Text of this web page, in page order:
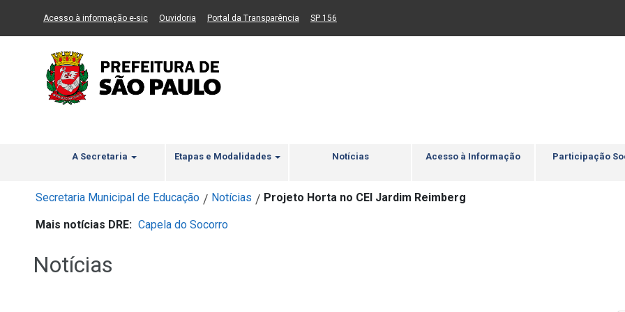
Ir ao Conteúdo Ir para menu principal 2 Ir para busca Ir para rodapé
Acesso à informação e-sic(Link para um novo sítio)
Ouvidoria (Link para um novo sítio)
Portal da Transparência (Link para um novo sítio)
SP 156
A Secretaria Etapas e Modalidades Notícias Acesso à Informação Participação
Secretaria Municipal de Educação / Notícias / Projeto Horta no CEI Jardim Reimberg
Mais notícias DRE: Capela do Socorro
Notícias